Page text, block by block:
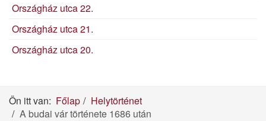
Országház utca 22.
Országház utca 21.
Országház utca 20.
Ön itt van: Főlap
Helytörténet
A budai vár története 1686 után